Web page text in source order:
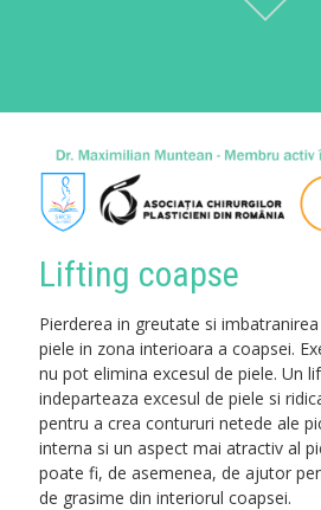
Lifting coapse
Pierderea in greutate si
piele in zona interioara a coapsei.
nu pot elimina excesul de piele. Un
indeparteaza excesul de piele si
pentru a crea contururi netede ale
interna si un aspect mai atractiv al
poate fi, de asemenea, de ajutor
de grasime din interiorul coapsei.